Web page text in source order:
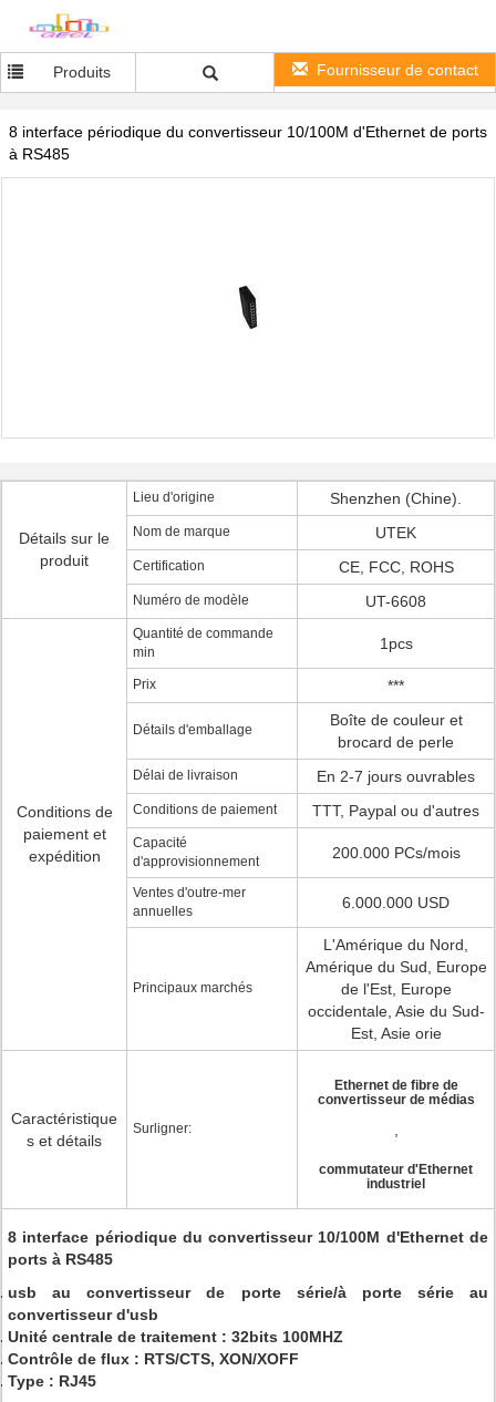
Produits Fournisseur de contact
8 interface périodique du convertisseur 10/100M d'Ethernet de ports
à RS485
Détails sur le
produit
Lieu d'origine Shenzhen (Chine).
Nom de marque UTEK
Certification CE, FCC, ROHS
Numéro de modèle UT-6608
Conditions de
paiement et
expédition
Quantité de commande
min
1pcs
Prix ***
Détails d'emballage
Boîte de couleur et
brocard de perle
Délai de livraison En 2-7 jours ouvrables
Conditions de paiement TTT, Paypal ou d'autres
Capacité
d'approvisionnement
200.000 PCs/mois
Ventes d'outre-mer
annuelles
6.000.000 USD
Principaux marchés
L'Amérique du Nord,
Amérique du Sud, Europe
de l'Est, Europe
occidentale, Asie du Sud-
Est, Asie orie
Caractéristique
s et détails
Surligner:
Ethernet de fibre de
convertisseur de médias
commutateur d'Ethernet
industriel
8 interface périodique du convertisseur 10/100M d'Ethernet de
ports à RS485
usb au convertisseur de porte série/à porte série au
convertisseur d'usb
Unité centrale de traitement : 32bits 100MHZ
Contrôle de flux : RTS/CTS, XON/XOFF
Type : RJ45